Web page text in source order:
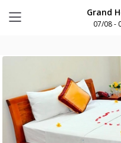
Grand
07/08 -